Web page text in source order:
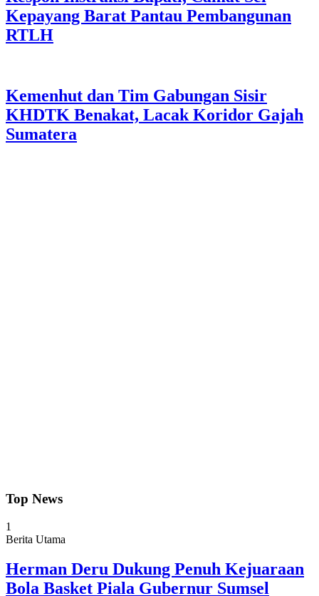
Kepayang Barat Pantau Pembangunan
RTLH
Kemenhut dan Tim Gabungan Sisir
KHDTK Benakat, Lacak Koridor Gajah
Sumatera
Top News
1
Berita Utama
Herman Deru Dukung Penuh Kejuaraan
Bola Basket Piala Gubernur Sumsel